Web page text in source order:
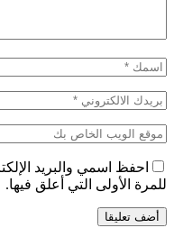
احفظ اسمي والبريد
للمرة الأولى التي أعلق فيها.